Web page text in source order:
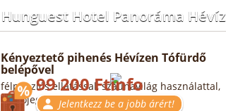
Hunguest Hotel Panoráma Hévíz
Kényeztető pihenés Hévízen Tófürdő
belépővel
félpanziós ellátással, szaunavilág használattal,
fürdőjeggyel
99 200 Ft
Jelentkezz be a jobb árért!